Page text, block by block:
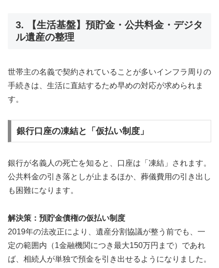
3. 【生活基盤】預貯金・公共料金・デジタ
ル遺産の整理
世帯主の名義で契約されていることが多いインフラ周りの
手続きは、生活に直結するため早めの対応が求められま
す。
銀行口座の凍結と「仮払い制度」
銀行が名義人の死亡を知ると、口座は「凍結」されます。
公共料金の引き落としが止まるほか、葬儀費用の引き出し
も困難になります。
解決策：預貯金債権の仮払い制度
2019年の法改正により、遺産分割協議が整う前でも、一
定の範囲内（1金融機関につき最大150万円まで）であれ
ば、相続人が単独で預金を引き出せるようになりました。